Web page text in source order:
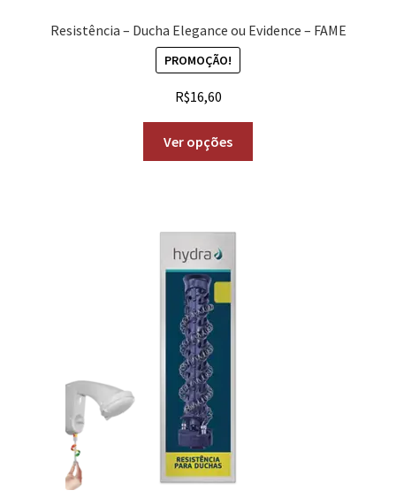
Resistência – Ducha Elegance ou Evidence – FAME
PROMOÇÃO!
R$16,60
Ver opções